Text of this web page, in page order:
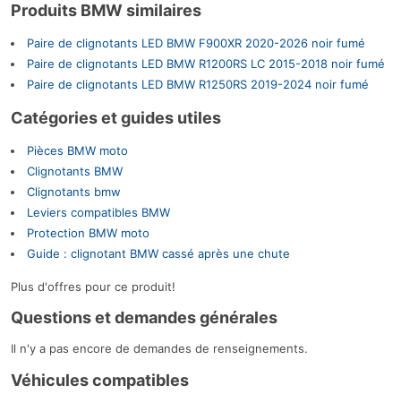
Produits BMW similaires
Paire de clignotants LED BMW F900XR 2020-2026 noir fumé
Paire de clignotants LED BMW R1200RS LC 2015-2018 noir fumé
Paire de clignotants LED BMW R1250RS 2019-2024 noir fumé
Catégories et guides utiles
Pièces BMW moto
Clignotants BMW
Clignotants bmw
Leviers compatibles BMW
Protection BMW moto
Guide : clignotant BMW cassé après une chute
Plus d'offres pour ce produit!
Questions et demandes générales
Il n'y a pas encore de demandes de renseignements.
Véhicules compatibles